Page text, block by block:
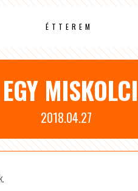
ÉTTEREM
2018.04.27